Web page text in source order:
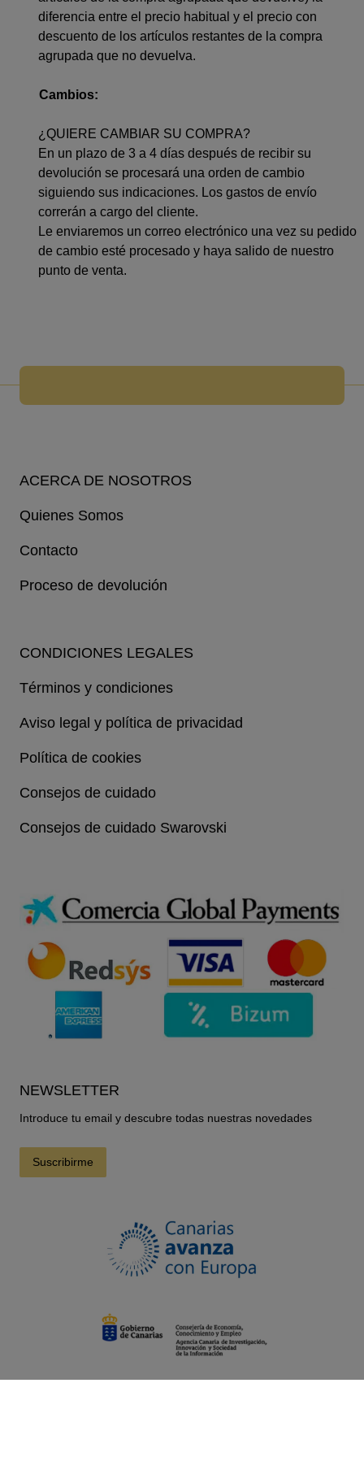
diferencia entre el precio habitual y el precio con
descuento de los artículos restantes de la compra
agrupada que no devuelva.
Cambios:
¿QUIERE CAMBIAR SU COMPRA?
En un plazo de 3 a 4 días después de recibir su
devolución se procesará una orden de cambio
siguiendo sus indicaciones. Los gastos de envío
correrán a cargo del cliente.
Le enviaremos un correo electrónico una vez su pedido
de cambio esté procesado y haya salido de nuestro
punto de venta.
ACERCA DE NOSOTROS
Quienes Somos
Contacto
Proceso de devolución
CONDICIONES LEGALES
Términos y condiciones
Aviso legal y política de privacidad
Política de cookies
Consejos de cuidado
Consejos de cuidado Swarovski
NEWSLETTER
Introduce tu email y descubre todas nuestras novedades
Suscribirme